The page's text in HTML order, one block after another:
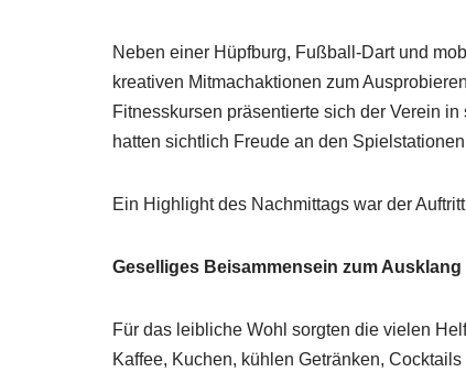
Neben einer Hüpfburg, Fußball-Dart und
kreativen Mitmachaktionen zum
Fitnesskursen präsentierte sich der Verein
hatten sichtlich Freude an den
Ein Highlight des Nachmittags war der
Geselliges Beisammensein zum Ausklang
Für das leibliche Wohl sorgten die vielen
Kaffee, Kuchen, kühlen Getränken,